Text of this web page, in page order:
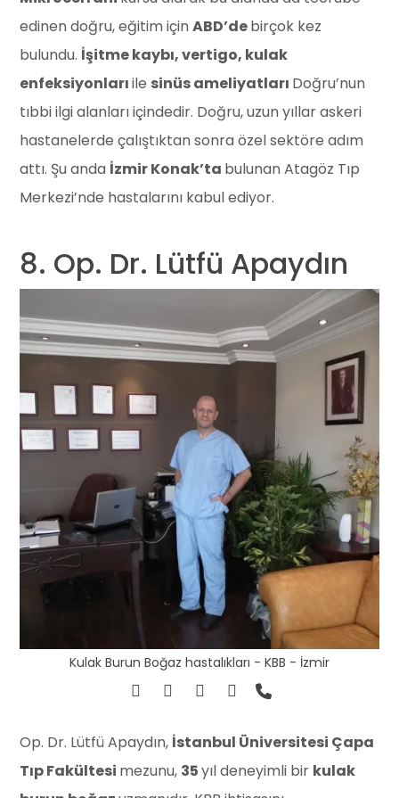
edinen doğru, eğitim içinABD’debirçok kez
bulundu. İşitme kaybı, vertigo, kulak
enfeksiyonlarıile sinüs ameliyatları Doğru’nun
tıbbi ilgi alanları içindedir. Doğru, uzun yıllar askeri
hastanelerde çalıştıktan sonra özel sektöre adım
attı. Şu anda İzmir Konak’ta bulunan Atagöz Tıp
Merkezi’nde hastalarını kabul ediyor.
8. ⁠Op. Dr. Lütfü Apaydın
Kulak Burun Boğaz hastalıkları - KBB - İzmir
⁠Op. Dr. Lütfü Apaydın, İstanbul Üniversitesi Çapa
Tıp Fakültesi mezunu, 35yıl deneyimli bir kulak